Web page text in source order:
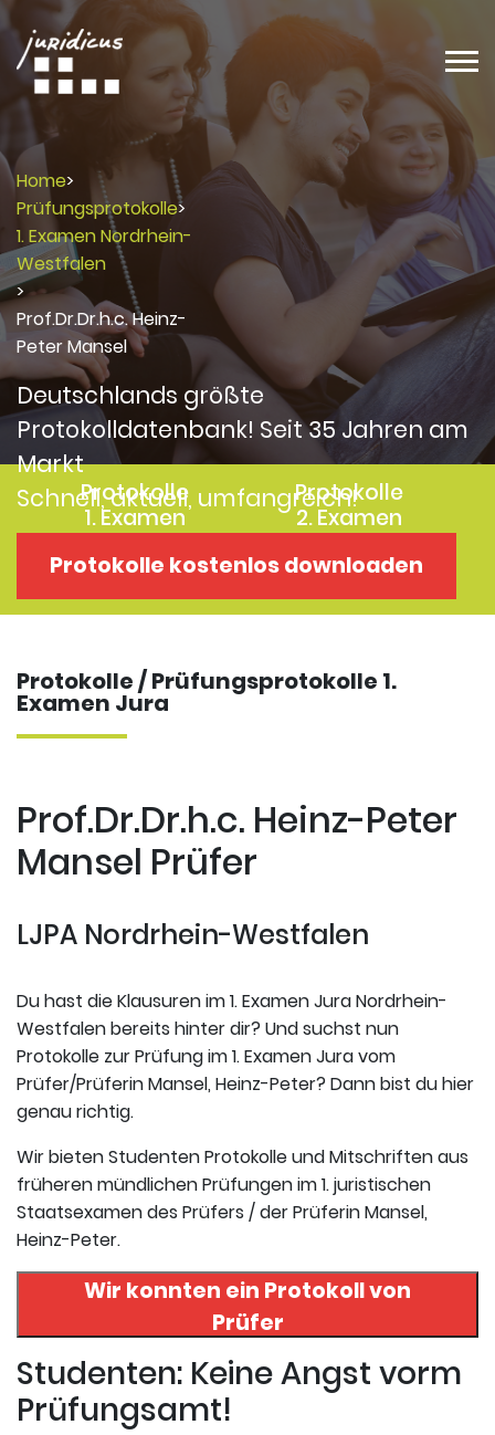
Home>
Prüfungsprotokolle>
1. Examen Nordrhein-
Westfalen
>
Prof.Dr.Dr.h.c. Heinz-
Peter Mansel
Deutschlands größte
Protokolldatenbank! Seit 35 Jahren am
Markt
Schnell, aktuell, umfangreich!
Protokolle kostenlos downloaden
Protokolle
1. Examen
Protokolle
2. Examen
Protokolle
Examensklausuren
Kostenloses
Repititorium
Protokolle / Prüfungsprotokolle 1.
Examen Jura
Prof.Dr.Dr.h.c. Heinz-Peter
Mansel Prüfer
LJPA Nordrhein-Westfalen
Du hast die Klausuren im 1. Examen Jura Nordrhein-
Westfalen bereits hinter dir? Und suchst nun
Protokolle zur Prüfung im 1. Examen Jura vom
Prüfer/Prüferin Mansel, Heinz-Peter? Dann bist du hier
genau richtig.
Wir bieten Studenten Protokolle und Mitschriften aus
früheren mündlichen Prüfungen im 1. juristischen
Staatsexamen des Prüfers / der Prüferin Mansel,
Heinz-Peter.
Wir konnten ein Protokoll von
Prüfer
Prof.Dr.Dr.h.c. Heinz-Peter Mansel
in uneserer Datenbank finden. Hier
registrieren und das Protokoll
Studenten: Keine Angst vorm
Prüfungsamt!